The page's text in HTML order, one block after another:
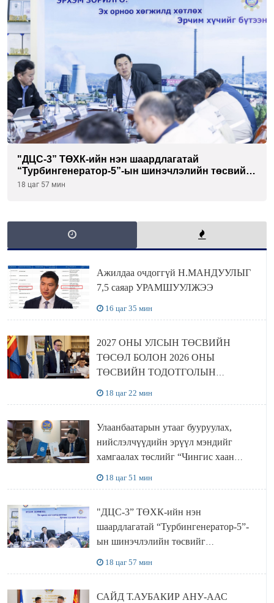
"ДЦС-3” ТӨХК-ийн нэн шаардлагатай
“Турбингенератор-5”-ын шинэчлэлийн төсвийг
шийдвэрлэхээр болов
18 цаг 57 мин
Ажилдаа очдоггүй Н.МАНДУУЛЫГ
7,5 саяар УРАМШУУЛЖЭЭ
16 цаг 35 мин
2027 ОНЫ УЛСЫН ТӨСВИЙН
ТӨСӨЛ БОЛОН 2026 ОНЫ
ТӨСВИЙН ТОДОТГОЛЫН
18 цаг 22 мин
Улаанбаатарын утааг бууруулах,
нийслэлчүүдийн эрүүл мэндийг
хамгаалах төслийг “Чингис хаан
18 цаг 51 мин
"ДЦС-3” ТӨХК-ийн нэн
шаардлагатай “Турбингенератор-5”-
ын шинэчлэлийн төсвийг
18 цаг 57 мин
САЙД Т.АУБАКИР АНУ-ААС